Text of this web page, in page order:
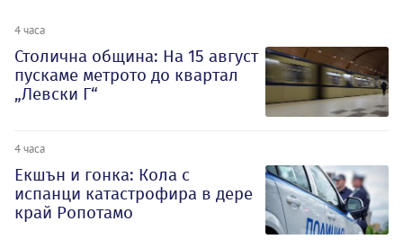
4 часа
Столична община: На 15 август
пускаме метрото до квартал
„Левски Г“
4 часа
Екшън и гонка: Кола с
испанци катастрофира в дере
край Ропотамо